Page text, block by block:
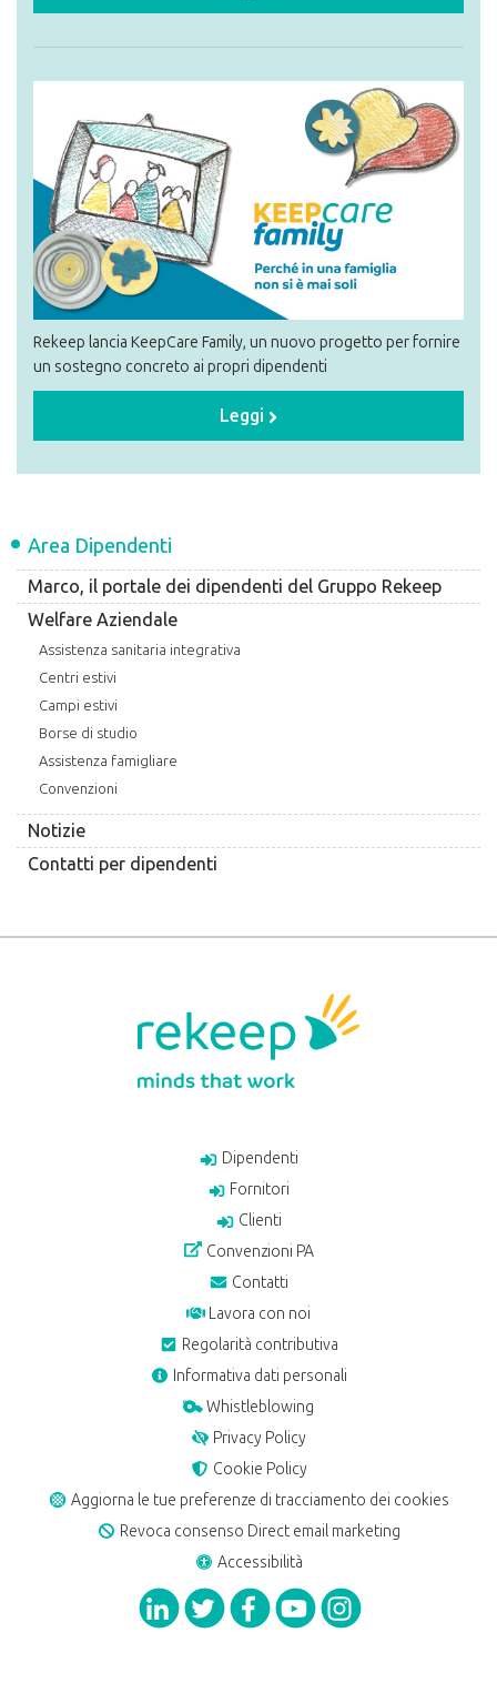
Area Dipendenti
Marco, il portale dei dipendenti del Gruppo Rekeep
Welfare Aziendale
Assistenza sanitaria integrativa
Centri estivi
Campi estivi
Borse di studio
Assistenza famigliare
Convenzioni
Notizie
Contatti per dipendenti
Rekeep lancia KeepCare Family, un nuovo progetto per fornire
un sostegno concreto ai propri dipendenti
Leggi
Dipendenti
Fornitori
Clienti
Convenzioni PA
Contatti
Lavora con noi
Regolarità contributiva
Informativa dati personali
Whistleblowing
Privacy Policy
Cookie Policy
Aggiorna le tue preferenze di tracciamento dei cookies
Revoca consenso Direct email marketing
Accessibilità